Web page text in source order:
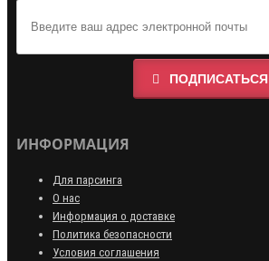
ПОДПИСАТЬСЯ
ИНФОРМАЦИЯ
Для парсинга
О нас
Информация о доставке
Политика безопасности
Условия соглашения